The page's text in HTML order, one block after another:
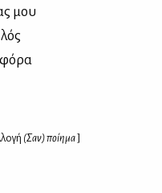
μου
(Σαν) ποί­η­μα]